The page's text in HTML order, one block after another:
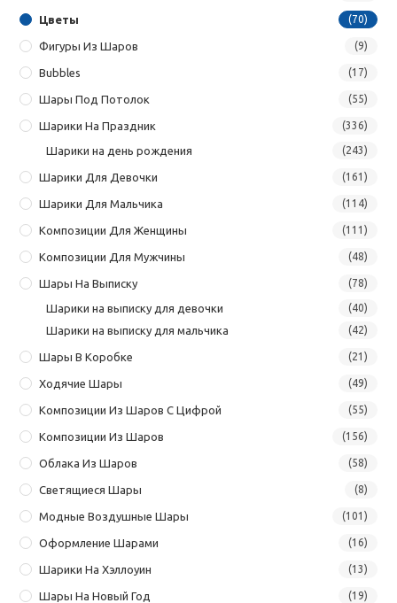
Цветы (70)
Фигуры Из Шаров (9)
Bubbles (17)
Шары Под Потолок (55)
Шарики На Праздник (336)
Шарики на день рождения (243)
Шарики Для Девочки (161)
Шарики Для Мальчика (114)
Композиции Для Женщины (111)
Композиции Для Мужчины (48)
Шары На Выписку (78)
Шарики на выписку для девочки (40)
Шарики на выписку для мальчика (42)
Шары В Коробке (21)
Ходячие Шары (49)
Композиции Из Шаров С Цифрой (55)
Композиции Из Шаров (156)
Облака Из Шаров (58)
Светящиеся Шары (8)
Модные Воздушные Шары (101)
Оформление Шарами (16)
Шарики На Хэллоуин (13)
Шары На Новый Год (19)